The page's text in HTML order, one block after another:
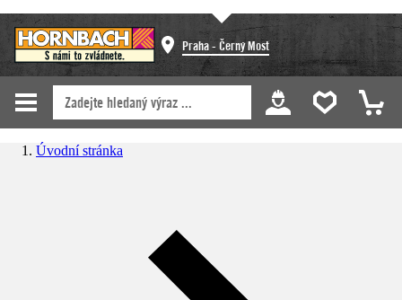
Praha - Černý Most
Úvodní stránka